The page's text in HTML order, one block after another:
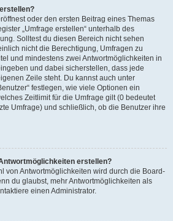
oder den ersten Beitrag eines Themas
„Umfrage erstellen“ unterhalb des
Solltest du diesen Bereich nicht sehen
nicht die Berechtigung, Umfragen zu
und mindestens zwei Antwortmöglichkeiten in
und dabei sicherstellen, dass jede
Zeile steht. Du kannst auch unter
festlegen, wie viele Optionen ein
Zeitlimit für die Umfrage gilt (0 bedeutet
Umfrage) und schließlich, ob die Benutzer ihre
erstellen?
von Antwortmöglichkeiten wird durch die Board-
du glaubst, mehr Antwortmöglichkeiten als
einen Administrator.